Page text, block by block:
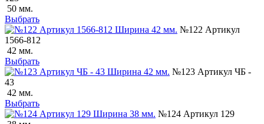
50 мм.
Выбрать
№122 Артикул
1566-812
42 мм.
Выбрать
№123 Артикул ЧБ -
43
42 мм.
Выбрать
№124 Артикул 129